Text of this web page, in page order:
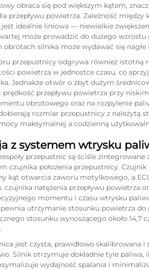
obraca się pod większym kątem,
przepływu powietrza. Zależność
idealnie liniowa — niewielkie
może prowadzić do dużego
obrotach silnika może wydawać się nagłe
przepustnicy odgrywa również istotną
powietrza w jednostce czasu, co
Jednakże otwór o zbyt dużym
prędkość przepływu powietrza przy
obrotowego oraz na rozpylenie
rozmiar przepustnicy z należytą
maksymalnej a codzienną
z systemem wtrysku
przepustnic są ściśle
czujnika położenia przepustnicy.
kąt otwarcia zaworu motylkowego, a
czujnika natężenia przepływu powietrza
momentu i czasu wtrysku
utrzymanie stosunku powietrza
stosunku wynoszącego około 14,7
jest czysta, prawidłowo skalibrowana i
Silnik otrzymuje dokładnie tyle
wydajność spalania i